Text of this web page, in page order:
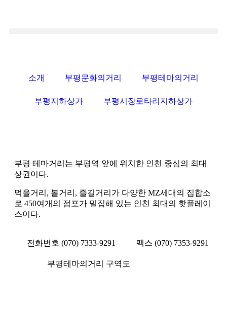
소개 부평문화의거리 부평테마의거리
부평지하상가 부평시장로타리지하상가
부평 테마거리는 부평역 앞에 위치한 인천 중심의 최대
상권이다.
먹을거리, 볼거리, 즐길거리가 다양한 MZ세대의 집합소
로 450여개의 점포가 밀집해 있는 인천 최대의 핫플레이
스이다.
전화번호 (070) 7333-9291 팩스 (070) 7353-9291
부평테마의거리 구역도